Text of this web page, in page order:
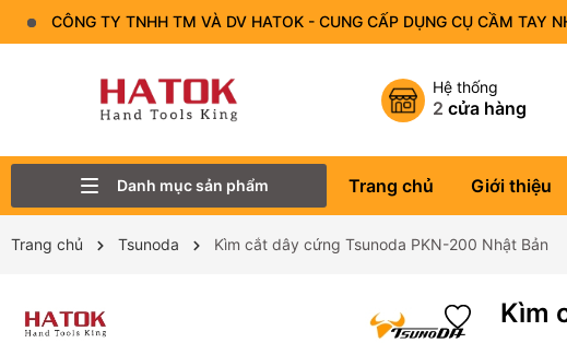
CÔNG TY TNHH TM VÀ DV HATOK - CUNG CẤP DỤNG CỤ CẦM TAY
Hệ thống
2 cửa hàng
Danh mục sản phẩm Trang chủ Giới thiệu
Trang chủ Tsunoda Kìm cắt dây cứng Tsunoda PKN-200 Nhật Bản
Kìm